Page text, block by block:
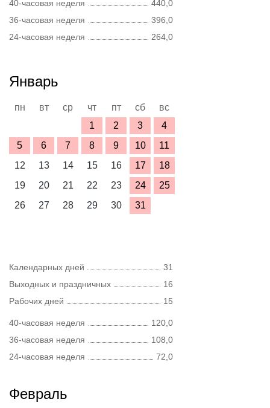
40-часовая неделя
440,0
36-часовая неделя
396,0
24-часовая неделя
264,0
Январь
пн вт ср чт пт сб
вс
1
2 3
4
5
6 7 8 9 10
11
12
13 14 15 16 17
18
19
20 21 22 23 24
25
26
27 28 29 30 31
Календарных дней
31
Выходных и праздничных
16
Рабочих дней
15
40-часовая неделя
120,0
36-часовая неделя
108,0
24-часовая неделя
72,0
Февраль